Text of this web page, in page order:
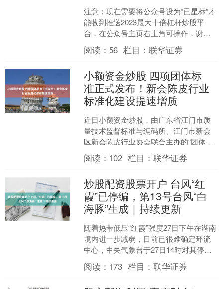
注意：现在需要将公众号设为“已星标”才
能收到推送2023最大十倍杠杆炒股平
台，在公众号主页右上角可操作，谢谢
大家的关注。 5年卖了60万辆，跟牧马人
一样硬核，但....
阅读： 56 栏目：联华证券
小额资金炒股 四项团体标
准正式发布！新会陈皮行业
标准化建设提速增质
近日小额资金炒股，由广东省江门市质
量技术监督标准与编码所、江门市新会
区新会陈皮行业协会联合主办的“团体标
准发布宣贯暨行业规范培训会”在新会陈
皮产业与文化博览中心....
阅读： 102 栏目：联华证券
炒股配资股票开户 台风“红
霞”已停编，第13号台风“白
海豚”生成｜持续更新
随着热带低压“红霞”强度27日下午在湖南
境内进一步减弱，目前已很难确定环流
中心，中央气象台于27日14时对其停止
编号。 同时，在27日14时，今年第13号
台风“....
阅读： 173 栏目：联华证券